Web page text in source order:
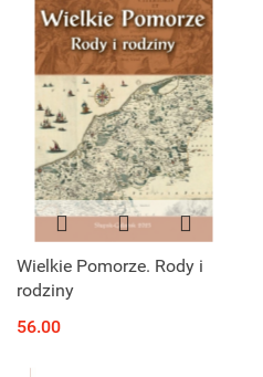
Wielkie Pomorze. Rody i
rodziny
56.00